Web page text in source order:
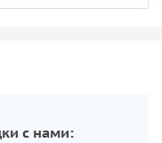
с нами: